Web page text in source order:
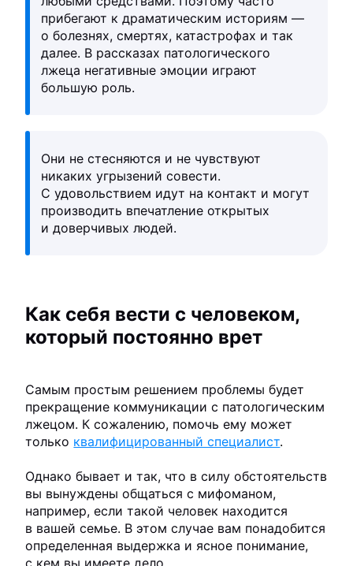
прибегают к драматическим историям —
о болезнях, смертях, катастрофах и так
далее. В рассказах патологического
лжеца негативные эмоции играют
большую роль.
Они не стесняются и не чувствуют
никаких угрызений совести.
С удовольствием идут на контакт и могут
производить впечатление открытых
и доверчивых людей.
Как себя вести с человеком,
который постоянно врет
Самым простым решением проблемы будет
прекращение коммуникации с патологическим
лжецом. К сожалению, помочь ему может
только квалифицированный специалист.
Однако бывает и так, что в силу обстоятельств
вы вынуждены общаться с мифоманом,
например, если такой человек находится
в вашей семье. В этом случае вам понадобится
определенная выдержка и ясное понимание,